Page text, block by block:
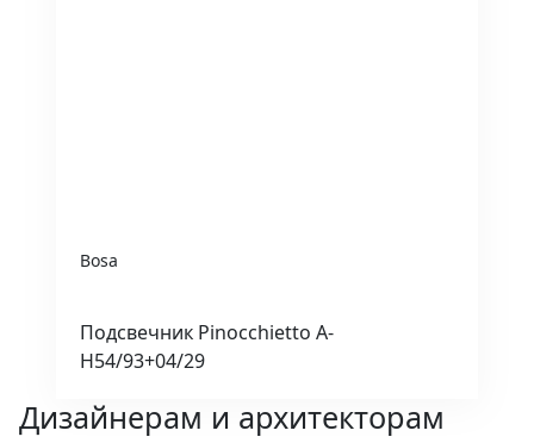
Bosa
Подсвечник Pinocchietto A-
H54/93+04/29
Дизайнерам и архитекторам